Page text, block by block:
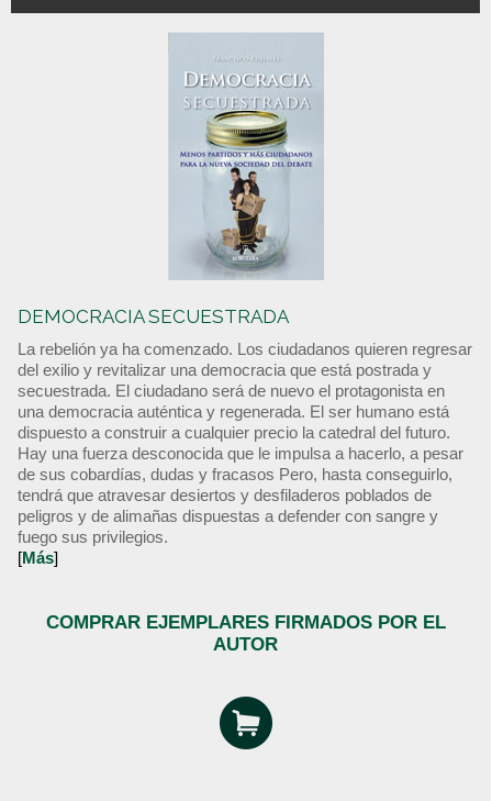
DEMOCRACIA SECUESTRADA
La rebelión ya ha comenzado. Los ciudadanos quieren regresar
del exilio y revitalizar una democracia que está postrada y
secuestrada. El ciudadano será de nuevo el protagonista en
una democracia auténtica y regenerada. El ser humano está
dispuesto a construir a cualquier precio la catedral del futuro.
Hay una fuerza desconocida que le impulsa a hacerlo, a pesar
de sus cobardías, dudas y fracasos Pero, hasta conseguirlo,
tendrá que atravesar desiertos y desfiladeros poblados de
peligros y de alimañas dispuestas a defender con sangre y
fuego sus privilegios.
[Más]
COMPRAR EJEMPLARES FIRMADOS POR EL
AUTOR